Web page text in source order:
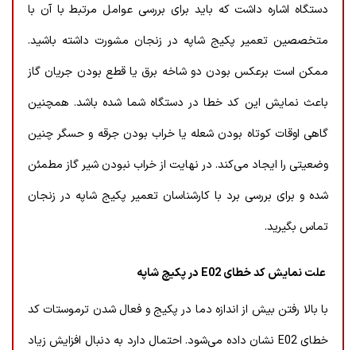
دستگاه اشاره داشت که باید برای بررسی عوامل مرتبط با آن با
متخصصین تعمیر پکیج شاپه در زنجان مشورت داشته باشید.
ممکن است برعکس بودن دو شاخه برق یا قطع بودن جریان گاز
باعث نمایش این کد خطا در دستگاه شما شده باشد. همچنین
گاهی اوقات کوتاه بودن شعله یا خراب بودن جرقه و حسگر چنین
وضعیتی را ایجاد می‌کند. در نهایت از خراب نبودن شیر گاز مطمئن
شده و برای بررسی برد با کارشناسان تعمیر پکیج شاپه در زنجان
تماس بگیرید.
علت نمایش کد خطای E02 در پکیچ شاپه
با بالا رفتن بیش از اندازه دما در پکیج و فعال شدن ترموستات کد
خطای E02 نشان داده می‌شود. احتمال دارد به دنبال افزایش زیاد